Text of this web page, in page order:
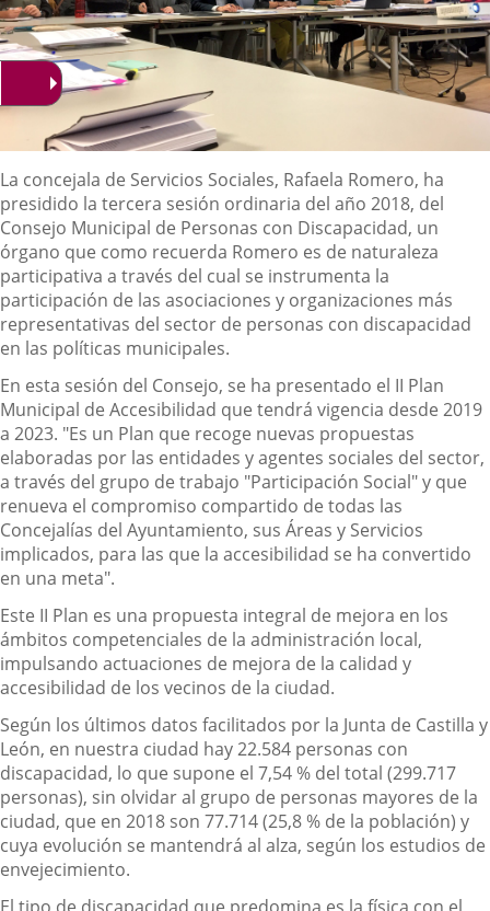
Descripción
La concejala de Servicios Sociales, Rafaela Romero, ha
presidido la tercera sesión ordinaria del año 2018, del
Consejo Municipal de Personas con Discapacidad, un
órgano que como recuerda Romero es de naturaleza
participativa a través del cual se instrumenta la
participación de las asociaciones y organizaciones más
representativas del sector de personas con discapacidad
en las políticas municipales.
En esta sesión del Consejo, se ha presentado el II Plan
Municipal de Accesibilidad que tendrá vigencia desde 2019
a 2023. "Es un Plan que recoge nuevas propuestas
elaboradas por las entidades y agentes sociales del sector,
a través del grupo de trabajo "Participación Social" y que
renueva el compromiso compartido de todas las
Concejalías del Ayuntamiento, sus Áreas y Servicios
implicados, para las que la accesibilidad se ha convertido
en una meta".
Este II Plan es una propuesta integral de mejora en los
ámbitos competenciales de la administración local,
impulsando actuaciones de mejora de la calidad y
accesibilidad de los vecinos de la ciudad.
Según los últimos datos facilitados por la Junta de Castilla y
León, en nuestra ciudad hay 22.584 personas con
discapacidad, lo que supone el 7,54 % del total (299.717
personas), sin olvidar al grupo de personas mayores de la
ciudad, que en 2018 son 77.714 (25,8 % de la población) y
cuya evolución se mantendrá al alza, según los estudios de
envejecimiento.